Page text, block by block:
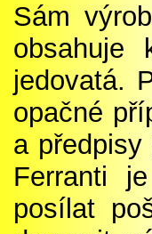
Sám
obsahuje
jedovatá.
opačné
a
Ferranti
posílat